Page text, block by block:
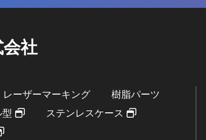
社
レーザーマーキング
樹脂パーツ
ステンレスケース